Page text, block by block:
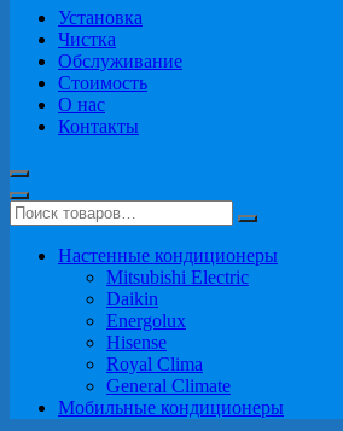
Установка
Чистка
Обслуживание
Стоимость
О нас
Контакты
Настенные кондиционеры
Mitsubishi Electric
Daikin
Energolux
Hisense
Royal Clima
General Climate
Мобильные кондиционеры